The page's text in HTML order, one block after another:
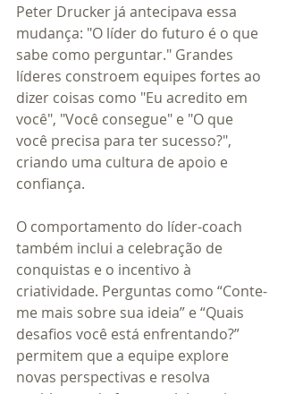
Peter Drucker já antecipava essa
mudança: "O líder do futuro é o que
sabe como perguntar." Grandes
líderes constroem equipes fortes ao
dizer coisas como "Eu acredito em
você", "Você consegue" e "O que
você precisa para ter sucesso?",
criando uma cultura de apoio e
confiança.
O comportamento do líder-coach
também inclui a celebração de
conquistas e o incentivo à
criatividade. Perguntas como “Conte-
me mais sobre sua ideia” e “Quais
desafios você está enfrentando?”
permitem que a equipe explore
novas perspectivas e resolva